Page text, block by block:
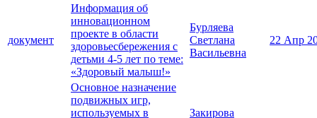
документ
Информация об
инновационном
проекте в области
здоровьесбережения с
детьми 4-5 лет по теме:
«Здоровый малыш!»
Бурляева
Светлана
Васильевна
22 Апр
Основное назначение
подвижных игр,
используемых в
Закирова